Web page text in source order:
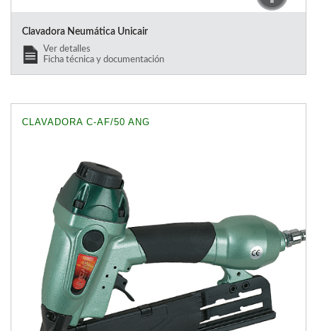
Clavadora Neumática Unicair
Ver detalles
Ficha técnica y documentación
CLAVADORA C-AF/50 ANG